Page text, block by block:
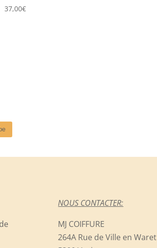
37,00€
NOUS CONTACTER:
MJ COIFFURE
264A Rue de Ville en Waret